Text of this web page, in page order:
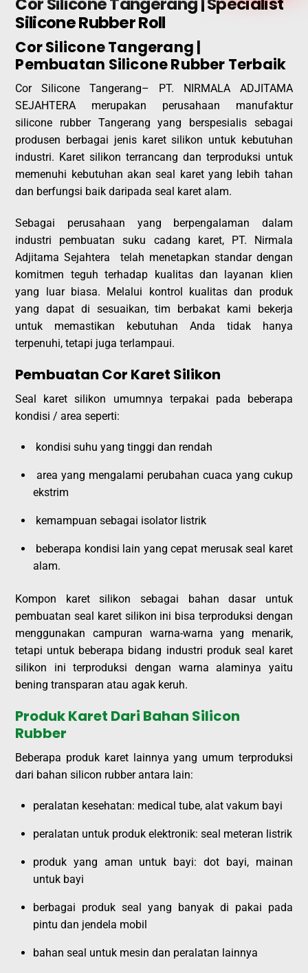
Silicone Rubber Roll
Cor Silicone Tangerang |
Pembuatan Silicone Rubber Terbaik
Cor Silicone Tangerang– PT. NIRMALA ADJITAMA
SEJAHTERA merupakan perusahaan manufaktur
silicone rubber Tangerang yang berspesialis sebagai
produsen berbagai jenis karet silikon untuk kebutuhan
industri. Karet silikon terrancang dan terproduksi untuk
memenuhi kebutuhan akan seal karet yang lebih tahan
dan berfungsi baik daripada seal karet alam.
Sebagai perusahaan yang berpengalaman dalam
industri pembuatan suku cadang karet, PT. Nirmala
Adjitama Sejahtera telah menetapkan standar dengan
komitmen teguh terhadap kualitas dan layanan klien
yang luar biasa. Melalui kontrol kualitas dan produk
yang dapat di sesuaikan, tim berbakat kami bekerja
untuk memastikan kebutuhan Anda tidak hanya
terpenuhi, tetapi juga terlampaui.
Pembuatan Cor Karet Silikon
Seal karet silikon umumnya terpakai pada beberapa
kondisi / area seperti:
kondisi suhu yang tinggi dan rendah
area yang mengalami perubahan cuaca yang cukup
ekstrim
kemampuan sebagai isolator listrik
beberapa kondisi lain yang cepat merusak seal karet
alam.
Kompon karet silikon sebagai bahan dasar untuk
pembuatan seal karet silikon ini bisa terproduksi dengan
menggunakan campuran warna-warna yang menarik,
tetapi untuk beberapa bidang industri produk seal karet
silikon ini terproduksi dengan warna alaminya yaitu
bening transparan atau agak keruh.
Produk Karet Dari Bahan Silicon
Rubber
Beberapa produk karet lainnya yang umum terproduksi
dari bahan silicon rubber antara lain:
peralatan kesehatan: medical tube, alat vakum bayi
peralatan untuk produk elektronik: seal meteran listrik
produk yang aman untuk bayi: dot bayi, mainan
untuk bayi
berbagai produk seal yang banyak di pakai pada
pintu dan jendela mobil
bahan seal untuk mesin dan peralatan lainnya